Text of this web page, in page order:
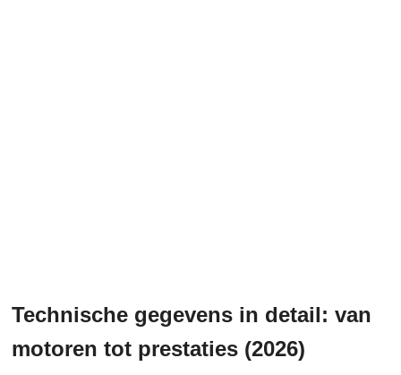
Technische gegevens in detail: van
motoren tot prestaties (2026)